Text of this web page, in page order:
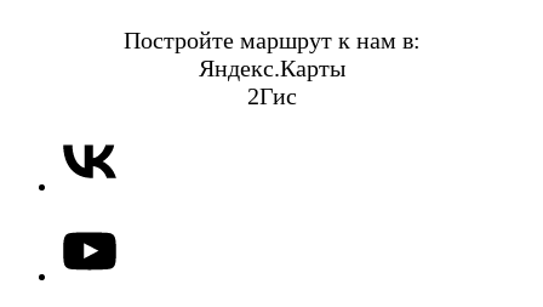
Постройте маршрут к нам в:
Яндекс.Карты
2Гис